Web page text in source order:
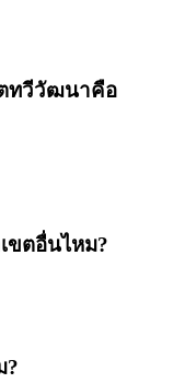
ตทวีวัฒนาคือ
ขตอื่นไหม?
?